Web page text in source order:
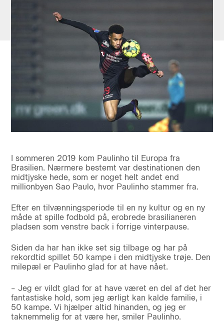
I sommeren 2019 kom Paulinho til Europa fra
Brasilien. Nærmere bestemt var destinationen den
midtjyske hede, som er noget helt andet end
millionbyen Sao Paulo, hvor Paulinho stammer fra.
Efter en tilvænningsperiode til en ny kultur og en ny
måde at spille fodbold på, erobrede brasilianeren
pladsen som venstre back i forrige vinterpause.
Siden da har han ikke set sig tilbage og har på
rekordtid spillet 50 kampe i den midtjyske trøje. Den
milepæl er Paulinho glad for at have nået.
– Jeg er vildt glad for at have været en del af det her
fantastiske hold, som jeg ærligt kan kalde familie, i
50 kampe. Vi hjælper altid hinanden, og jeg er
taknemmelig for at være her, smiler Paulinho.